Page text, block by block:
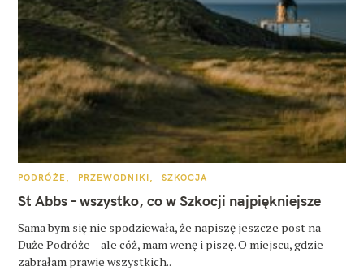
K
T
E
O
R
I
PODRÓŻE PRZEWODNIKI SZKOCJA
St Abbs – wszystko, co w Szkocji najpiękniejsze
Sama bym się nie spodziewała, że napiszę jeszcze post na
Duże Podróże – ale cóż, mam wenę i piszę. O miejscu, gdzie
zabrałam prawie wszystkich..